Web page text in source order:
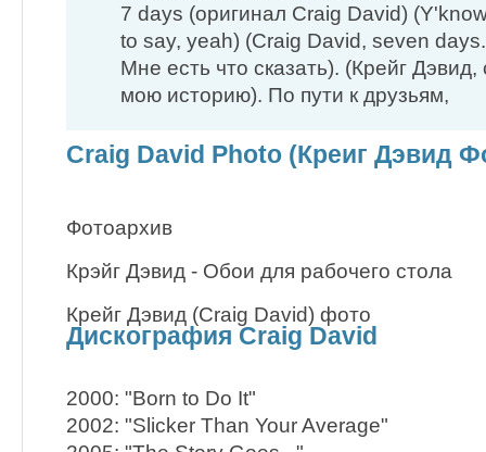
7 days (оригинал Craig David)
to say, ​yeah) (Craig David, seven
Мне есть что сказать). (Крейг
мою историю). ​По пути к друзьям,
Craig David Photo (Креиг Дэвид
Фотоархив
Крэйг Дэвид - Обои для рабочего стола
Крейг Дэвид (Craig David) фото
Дискография Craig David
2000: "Born to Do It"
2002: "Slicker Than Your Average"